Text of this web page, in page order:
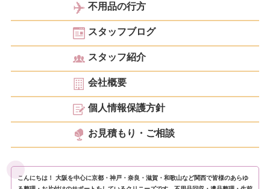
不用品の行方
スタッフブログ
スタッフ紹介
会社概要
個人情報保護方針
お見積もり・ご相談
こんにちは！ 大阪を中心に京都・神戸・奈良・滋賀・和歌山など関西で皆様のあらゆ